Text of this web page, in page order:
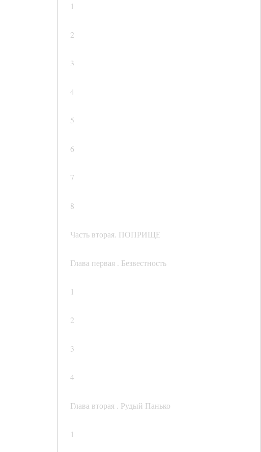
1
2
3
4
5
6
7
8
Часть вторая. ПОПРИЩЕ
Глава первая . Безвестность
1
2
3
4
Глава вторая . Рудый Панько
1